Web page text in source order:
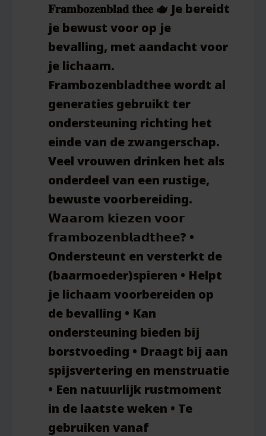
𝐅𝐫𝐚𝐦𝐛𝐨𝐳𝐞𝐧𝐛𝐥𝐚𝐝 𝐭𝐡𝐞𝐞 🫖 Je bereidt
je bewust voor op je
bevalling, met aandacht voor
je lichaam.
Frambozenbladthee wordt al
generaties gebruikt ter
ondersteuning richting het
einde van de zwangerschap.
Veel vrouwen drinken het als
onderdeel van een rustige,
bewuste voorbereiding.
𝗪𝗮𝗮𝗿𝗼𝗺 𝗸𝗶𝗲𝘇𝗲𝗻 𝘃𝗼𝗼𝗿
𝗳𝗿𝗮𝗺𝗯𝗼𝘇𝗲𝗻𝗯𝗹𝗮𝗱𝘁𝗵𝗲𝗲? •
Ondersteunt en versterkt de
(baarmoeder)spieren • Helpt
je lichaam voorbereiden op
de bevalling • Kan
ondersteuning bieden bij
borstvoeding • Draagt bij aan
spijsvertering en menstruatie
• Een natuurlijk rustmoment
in de laatste weken • Te
gebruiken vanaf